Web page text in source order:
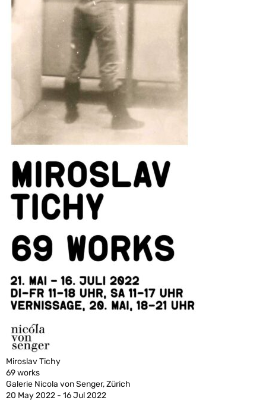
Miroslav Tichy
69 works
Galerie Nicola von Senger, Zürich
20 May 2022 - 16 Jul 2022